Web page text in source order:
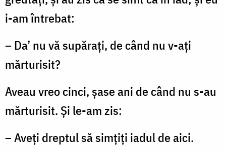
i-am întrebat:
– Da’ nu vă supărați, de când nu v-ați
mărturisit?
Aveau vreo cinci, șase ani de când nu s-au
mărturisit. Și le-am zis:
– Aveți dreptul să simțiți iadul de aici.